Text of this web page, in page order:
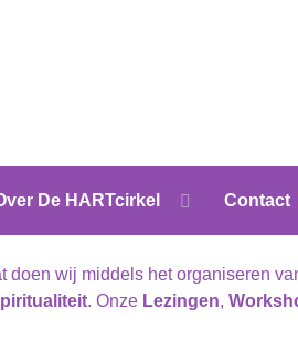
De HARTcirkel Contact
doen wij middels het organiseren
. Onze Lezingen,